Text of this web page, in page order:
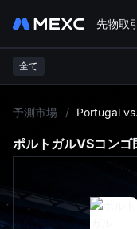
先物取
全て
予測市場 / Portugal
ポルトガルVSコンゴ